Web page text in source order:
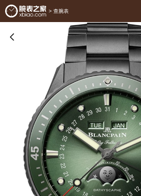
> 查腕表